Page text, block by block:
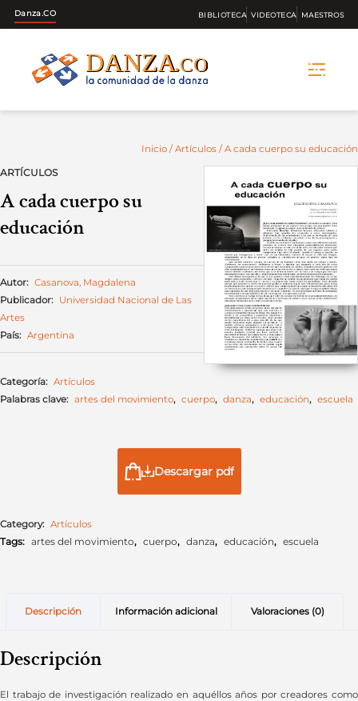
Danza.CO BIBLIOTECA VIDEOTECA MAESTROS
Inicio / Artículos / A cada cuerpo su educación
ARTÍCULOS
A cada cuerpo su
educación
Autor: Casanova, Magdalena
Publicador: Universidad Nacional de Las
Artes
País: Argentina
Categoría: Artículos
Palabras clave: artes del movimiento, cuerpo, danza, educación, escuela
Descargar pdf
Category: Artículos
Tags: artes del movimiento, cuerpo, danza, educación, escuela
Descripción Información adicional Valoraciones (0)
Descripción
El trabajo de investigación realizado en aquéllos años por creadores como